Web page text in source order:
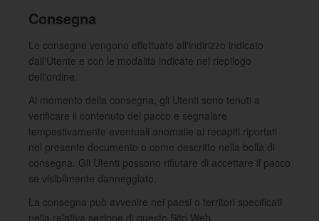
Consegna
Le consegne vengono effettuate all'indirizzo indicato
dall'Utente e con le modalità indicate nel riepilogo
dell'ordine.
Al momento della consegna, gli Utenti sono tenuti a
verificare il contenuto del pacco e segnalare
tempestivamente eventuali anomalie ai recapiti riportati
nel presente documento o come descritto nella bolla di
consegna. Gli Utenti possono rifiutare di accettare il pacco
se visibilmente danneggiato.
La consegna può avvenire nei paesi o territori specificati
nella relativa sezione di questo Sito Web.